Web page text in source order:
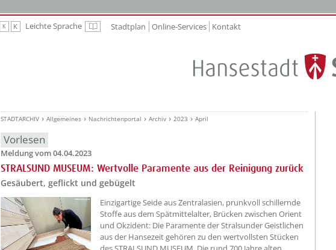
K K Leichte Sprache Leichte Sprache
Stadtplan Online-Services Kontakt
STADTARCHIV Allgemeines Nachrichtenportal Archiv 2023 April
Vorlesen
Meldung vom 04.04.2023
STRALSUND MUSEUM: Wertvolle Paramente aus der Reinigung zurück
Gesäubert, geflickt und gebügelt
??? absaetzeOben[1]/titel ???
Einzigartige Seide aus Zentralasien, prunkvoll schillernde
Stoffe aus dem Spätmittelalter, Brücken zwischen Orient
und Okzident: Die Paramente der Stralsunder Geistlichen
aus der Hansezeit gehören zu den wertvollsten Stücken